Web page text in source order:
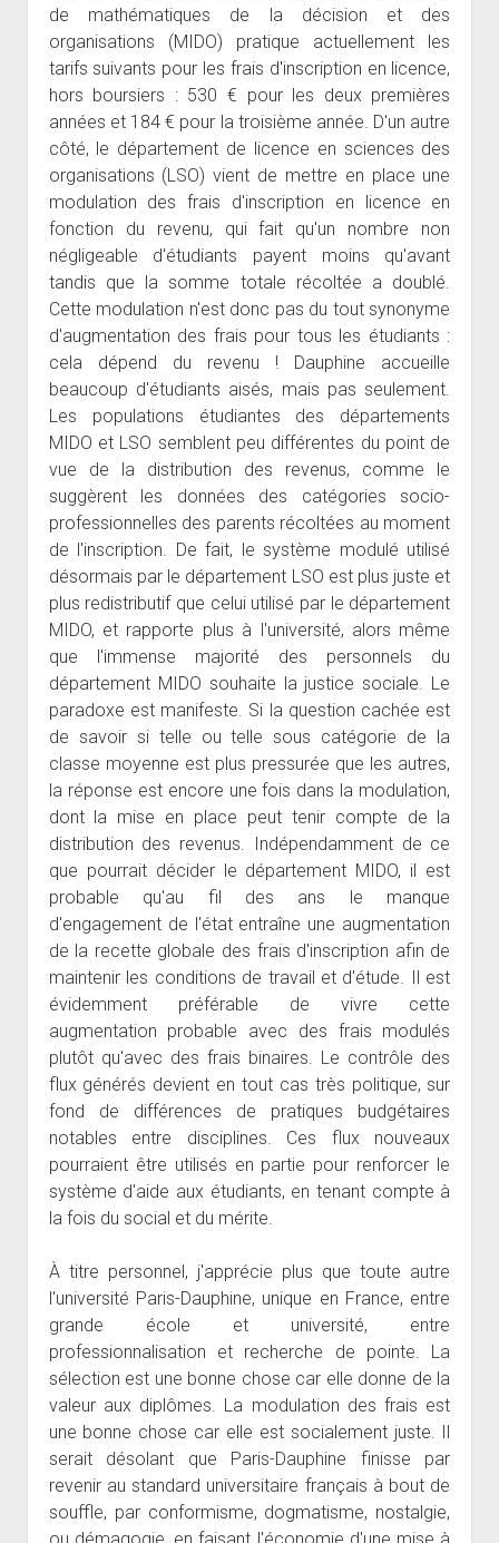
de mathématiques de la décision et des
organisations (MIDO) pratique actuellement les
tarifs suivants pour les frais d'inscription en licence,
hors boursiers : 530 € pour les deux premières
années et 184 € pour la troisième année. D'un autre
côté, le département de licence en sciences des
organisations (LSO) vient de mettre en place une
modulation des frais d'inscription en licence en
fonction du revenu, qui fait qu'un nombre non
négligeable d'étudiants payent moins qu'avant
tandis que la somme totale récoltée a doublé.
Cette modulation n'est donc pas du tout synonyme
d'augmentation des frais pour tous les étudiants :
cela dépend du revenu ! Dauphine accueille
beaucoup d'étudiants aisés, mais pas seulement.
Les populations étudiantes des départements
MIDO et LSO semblent peu différentes du point de
vue de la distribution des revenus, comme le
suggèrent les données des catégories socio-
professionnelles des parents récoltées au moment
de l'inscription. De fait, le système modulé utilisé
désormais par le département LSO est plus juste et
plus redistributif que celui utilisé par le département
MIDO, et rapporte plus à l'université, alors même
que l'immense majorité des personnels du
département MIDO souhaite la justice sociale. Le
paradoxe est manifeste. Si la question cachée est
de savoir si telle ou telle sous catégorie de la
classe moyenne est plus pressurée que les autres,
la réponse est encore une fois dans la modulation,
dont la mise en place peut tenir compte de la
distribution des revenus. Indépendamment de ce
que pourrait décider le département MIDO, il est
probable qu'au fil des ans le manque
d'engagement de l'état entraîne une augmentation
de la recette globale des frais d'inscription afin de
maintenir les conditions de travail et d'étude. Il est
évidemment préférable de vivre cette
augmentation probable avec des frais modulés
plutôt qu'avec des frais binaires. Le contrôle des
flux générés devient en tout cas très politique, sur
fond de différences de pratiques budgétaires
notables entre disciplines. Ces flux nouveaux
pourraient être utilisés en partie pour renforcer le
système d'aide aux étudiants, en tenant compte à
la fois du social et du mérite.
À titre personnel, j'apprécie plus que toute autre
l'université Paris-Dauphine, unique en France, entre
grande école et université, entre
professionnalisation et recherche de pointe. La
sélection est une bonne chose car elle donne de la
valeur aux diplômes. La modulation des frais est
une bonne chose car elle est socialement juste. Il
serait désolant que Paris-Dauphine finisse par
revenir au standard universitaire français à bout de
souffle, par conformisme, dogmatisme, nostalgie,